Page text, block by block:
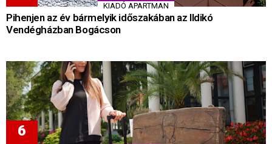
KIADÓ APARTMAN
Pihenjen az év bármelyik időszakában az Ildikó
Vendégházban Bogácson